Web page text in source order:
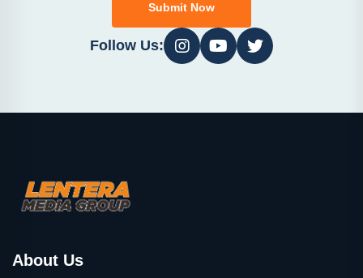
Submit Now
Follow Us:
About Us